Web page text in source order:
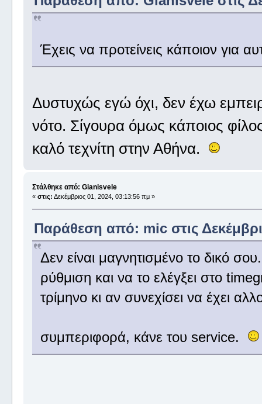
Έχεις να προτείνεις κάποιον για
Δυστυχώς εγώ όχι, δεν έχω
νότο. Σίγουρα όμως κάποιος
καλό τεχνίτη στην Αθήνα.
Στάλθηκε από: Gianisvele
« στις: Δεκέμβριος 01, 2024, 03:13:56 πμ »
Παράθεση από: mic στις
Δεν είναι μαγνητισμένο το δικό
ρύθμιση και να το ελέγξει στο
τρίμηνο κι αν συνεχίσει να έχει
συμπεριφορά, κάνε του service.